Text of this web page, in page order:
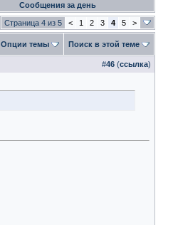
Сообщения за день
Страница 4 из 5 < 1 2 3 4 5 >
Опции темы Поиск в этой теме
#46 (ссылка)